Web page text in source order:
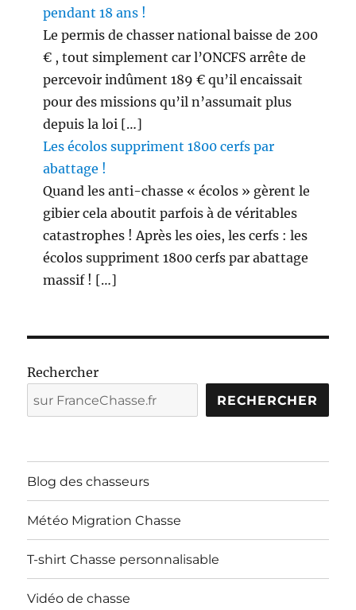
pendant 18 ans !
Le permis de chasser national baisse de 200
€ , tout simplement car l’ONCFS arrête de
percevoir indûment 189 € qu’il encaissait
pour des missions qu’il n’assumait plus
depuis la loi […]
Les écolos suppriment 1800 cerfs par
abattage !
Quand les anti-chasse « écolos » gèrent le
gibier cela aboutit parfois à de véritables
catastrophes ! Après les oies, les cerfs : les
écolos suppriment 1800 cerfs par abattage
massif ! […]
Rechercher
RECHERCHER
Blog des chasseurs
Météo Migration Chasse
T-shirt Chasse personnalisable
Vidéo de chasse